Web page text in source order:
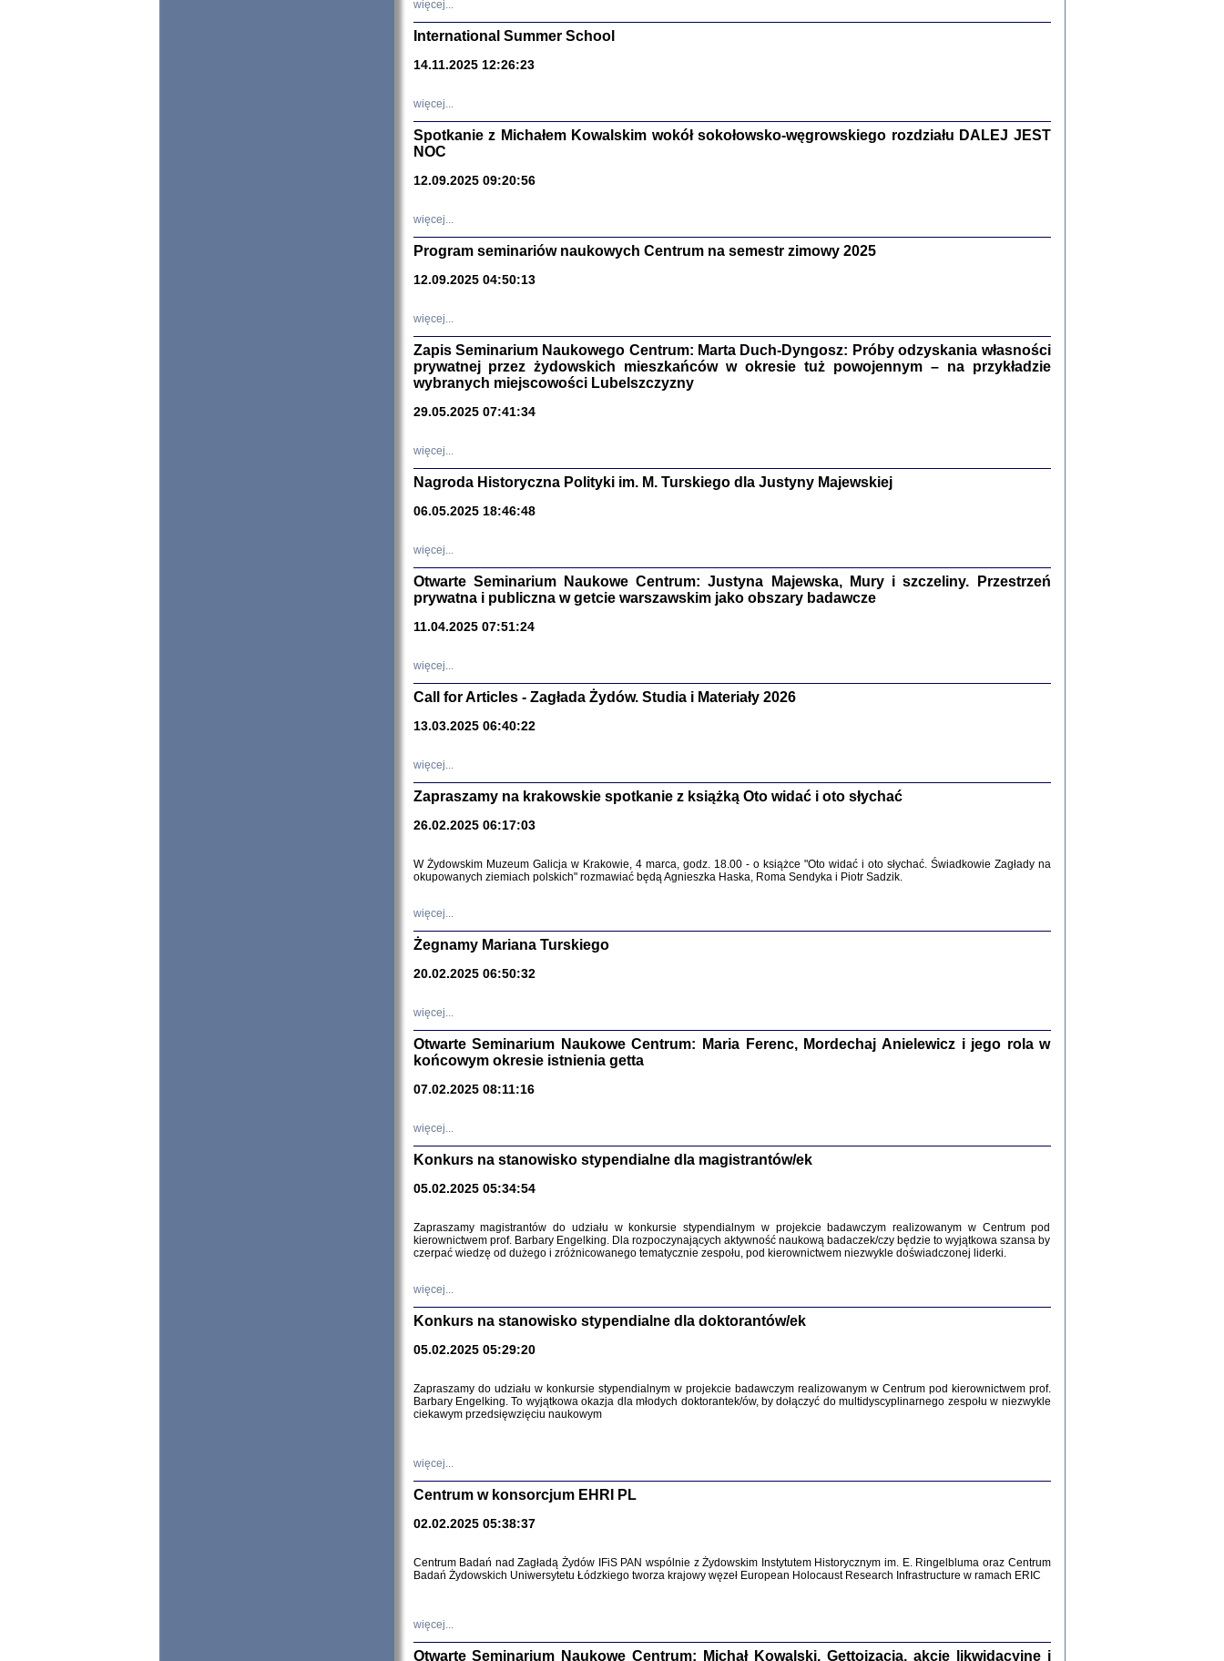
Warszawa 2019
red. i wstęp Barbara Engelking, Jan Grabowski
Stanisław Adler, oprac. i wstępem opatrzyłaMarta Janczewska
Warszawa 2018
Warszawa 2017
Pisma Kopla i Mirki Piżyców o życiu w getcie i okupowanej
Warszawie
Warszawa 2016
SZCZĘŚCIE JEST POSIADAĆ DOM POD ZIEMIĄ ...
więcej...
International Summer School
14.11.2025 12:26:23
więcej...
Spotkanie z Michałem Kowalskim wokół sokołowsko-węgrowskiego rozdziału DALEJ JEST
NOC
12.09.2025 09:20:56
więcej...
Program seminariów naukowych Centrum na semestr zimowy 2025
12.09.2025 04:50:13
więcej...
Zapis Seminarium Naukowego Centrum: Marta Duch-Dyngosz: Próby odzyskania własności
prywatnej przez żydowskich mieszkańców w okresie tuż powojennym – na przykładzie
wybranych miejscowości Lubelszczyzny
29.05.2025 07:41:34
więcej...
Nagroda Historyczna Polityki im. M. Turskiego dla Justyny Majewskiej
06.05.2025 18:46:48
więcej...
Otwarte Seminarium Naukowe Centrum: Justyna Majewska, Mury i szczeliny. Przestrzeń
prywatna i publiczna w getcie warszawskim jako obszary badawcze
11.04.2025 07:51:24
więcej...
Call for Articles - Zagłada Żydów. Studia i Materiały 2026
13.03.2025 06:40:22
więcej...
Zapraszamy na krakowskie spotkanie z książką Oto widać i oto słychać
26.02.2025 06:17:03
W Żydowskim Muzeum Galicja w Krakowie, 4 marca, godz. 18.00 - o książce "Oto widać i oto słychać. Świadkowie Zagłady na
okupowanych ziemiach polskich" rozmawiać będą Agnieszka Haska, Roma Sendyka i Piotr Sadzik.
więcej...
Żegnamy Mariana Turskiego
20.02.2025 06:50:32
więcej...
Otwarte Seminarium Naukowe Centrum: Maria Ferenc, Mordechaj Anielewicz i jego rola w
końcowym okresie istnienia getta
07.02.2025 08:11:16
więcej...
Konkurs na stanowisko stypendialne dla magistrantów/ek
05.02.2025 05:34:54
Zapraszamy magistrantów do udziału w konkursie stypendialnym w projekcie badawczym realizowanym w Centrum pod
kierownictwem prof. Barbary Engelking. Dla rozpoczynających aktywność naukową badaczek/czy będzie to wyjątkowa szansa by
czerpać wiedzę od dużego i zróżnicowanego tematycznie zespołu, pod kierownictwem niezwykle doświadczonej liderki.
więcej...
Konkurs na stanowisko stypendialne dla doktorantów/ek
05.02.2025 05:29:20
Zapraszamy do udziału w konkursie stypendialnym w projekcie badawczym realizowanym w Centrum pod kierownictwem prof.
Barbary Engelking. To wyjątkowa okazja dla młodych doktorantek/ów, by dołączyć do multidyscyplinarnego zespołu w niezwykle
ciekawym przedsięwzięciu naukowym
więcej...
Centrum w konsorcjum EHRI PL
02.02.2025 05:38:37
Centrum Badań nad Zagładą Żydów IFiS PAN wspólnie z Żydowskim Instytutem Historycznym im. E. Ringelbluma oraz Centrum
Badań Żydowskich Uniwersytetu Łódzkiego tworza krajowy węzeł European Holocaust Research Infrastructure w ramach ERIC
więcej...
Otwarte Seminarium Naukowe Centrum: Michał Kowalski, Gettoizacja, akcje likwidacyjne i